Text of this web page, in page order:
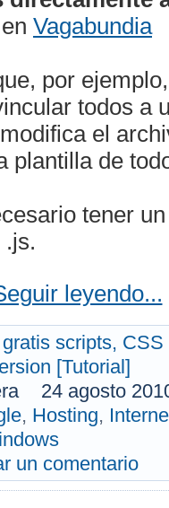
Vagabundia
por
todos a
el
plantilla de
tener
.js.
leyendo...
scripts,
[Tutorial]
24 agosto
, Hosting,
un comentario